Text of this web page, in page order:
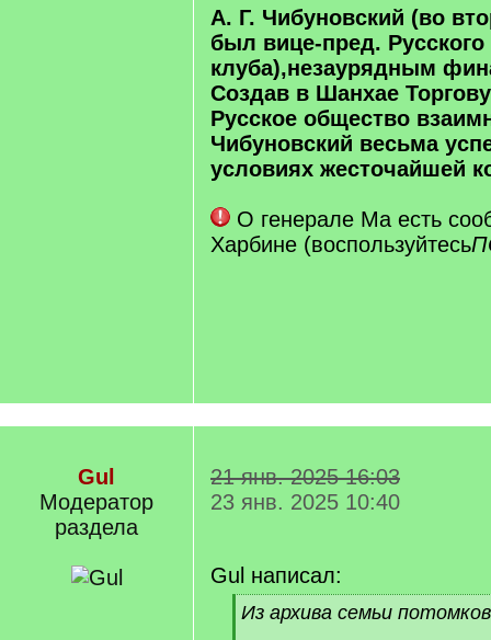
А. Г. Чибуновский (во
был вице-пред. Русского
клуба),незаурядным
Создав в Шанхае
Русское общество
Чибуновский весьма
условиях жесточайшей
О генерале Ма есть
Харбине (воспользуйтесь
Gul
Модератор
раздела
21 янв. 2025 16:03
23 янв. 2025 10:40
Gul написал:
[
Из архива семьи